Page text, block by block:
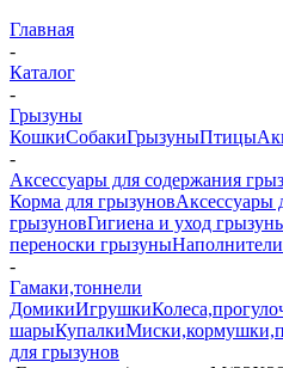
Главная
-
Каталог
-
Грызуны
КошкиСобакиГрызуныПтицы
-
Аксессуары для содержания
Корма для грызуновАксессуары
грызуновГигиена и уход
переноски грызуны
-
Гамаки,тоннели
ДомикиИгрушки
шарыКупалки
для грызунов